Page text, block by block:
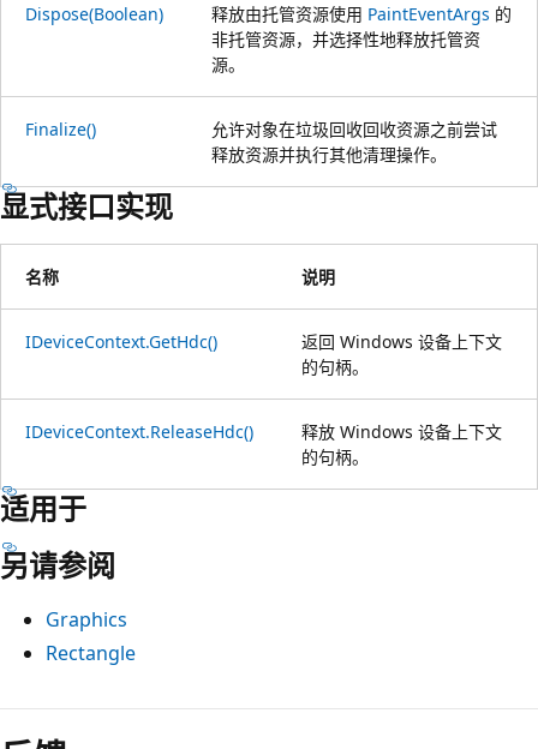
Dispose(Boolean) 释放由托管资源使用 PaintEventArgs 的
非托管资源，并选择性地释放托管资
源。
Finalize()
允许对象在垃圾回收回收资源之前尝试
释放资源并执行其他清理操作。
显式接口实现
名称 说明
IDeviceContext.GetHdc()
返回 Windows 设备上下文
的句柄。
IDeviceContext.ReleaseHdc()
释放 Windows 设备上下文
的句柄。
适用于
另请参阅
Graphics
Rectangle